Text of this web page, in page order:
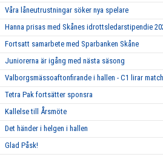
Våra låneutrustningar söker nya spelare
Hanna prisas med Skånes idrottsledarstipendie
Fortsatt samarbete med Sparbanken Skåne
Juniorerna är igång med nästa säsong
Valborgsmässoaftonfirande i hallen - C1 lirar
Tetra Pak fortsätter sponsra
Kallelse till Årsmöte
Det händer i helgen i hallen
Glad Påsk!